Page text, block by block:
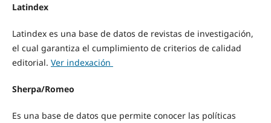
Latindex
Latindex es una base de datos de revistas de investigación,
el cual garantiza el cumplimiento de criterios de calidad
editorial. Ver indexación
Sherpa/Romeo
Es una base de datos que permite conocer las políticas